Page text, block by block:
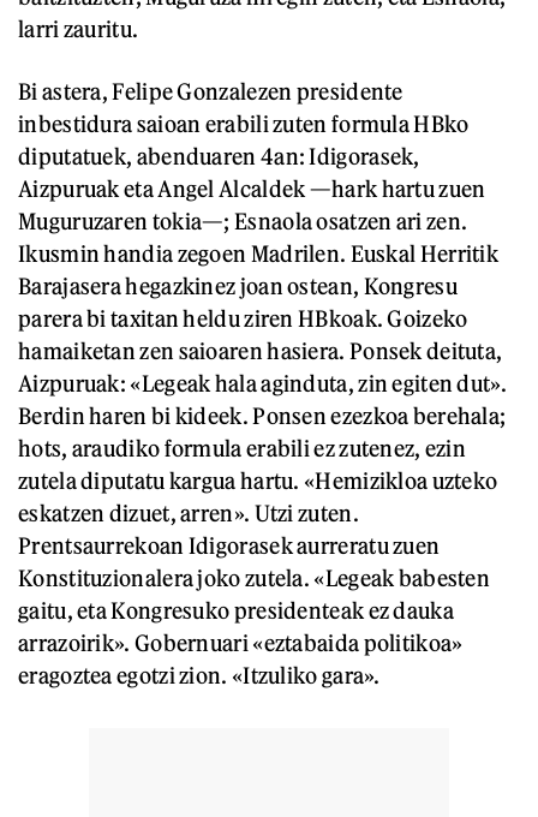
larri zauritu.
Bi astera, Felipe Gonzalezen presidente
inbestidura saioan erabili zuten formula HBko
diputatuek, abenduaren 4an: Idigorasek,
Aizpuruak eta Angel Alcaldek —hark hartu zuen
Muguruzaren tokia—; Esnaola osatzen ari zen.
Ikusmin handia zegoen Madrilen. Euskal Herritik
Barajasera hegazkinez joan ostean, Kongresu
parera bi taxitan heldu ziren HBkoak. Goizeko
hamaiketan zen saioaren hasiera. Ponsek deituta,
Aizpuruak: «Legeak hala aginduta, zin egiten dut».
Berdin haren bi kideek. Ponsen ezezkoa berehala;
hots, araudiko formula erabili ez zutenez, ezin
zutela diputatu kargua hartu. «Hemizikloa uzteko
eskatzen dizuet, arren». Utzi zuten.
Prentsaurrekoan Idigorasek aurreratu zuen
Konstituzionalera joko zutela. «Legeak babesten
gaitu, eta Kongresuko presidenteak ez dauka
arrazoirik». Gobernuari «eztabaida politikoa»
eragoztea egotzi zion. «Itzuliko gara».